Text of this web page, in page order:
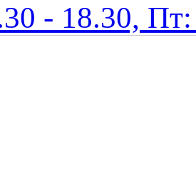
- 18.30,